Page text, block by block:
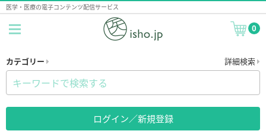
医学・医療の電子コンテンツ配信サービス
0
カテゴリー 詳細検索
ログイン／新規登録